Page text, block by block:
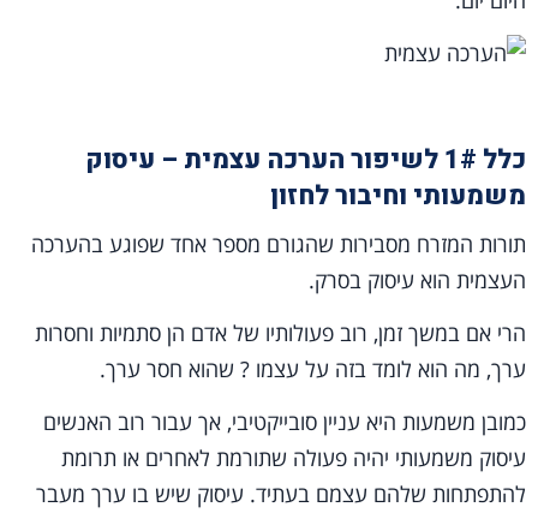
כלל 1# לשיפור הערכה עצמית – עיסוק
משמעותי וחיבור לחזון
תורות המזרח מסבירות שהגורם מספר אחד שפוגע בהערכה
העצמית הוא עיסוק בסרק.
הרי אם במשך זמן, רוב פעולותיו של אדם הן סתמיות וחסרות
ערך, מה הוא לומד בזה על עצמו ? שהוא חסר ערך.
כמובן משמעות היא עניין סובייקטיבי, אך עבור רוב האנשים
עיסוק משמעותי יהיה פעולה שתורמת לאחרים או תרומת
להתפתחות שלהם עצמם בעתיד. עיסוק שיש בו ערך מעבר